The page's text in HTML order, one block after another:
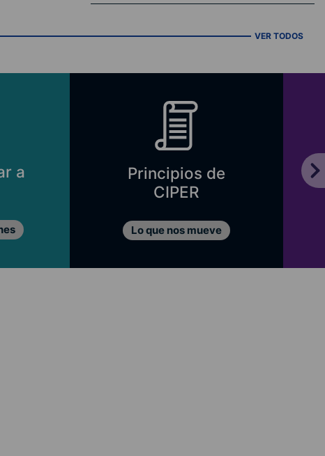
VER TODOS
a
Principios de
CIPER
Lo que nos mueve